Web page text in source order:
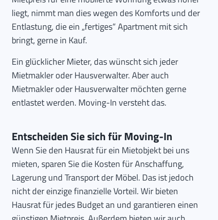
liegt, nimmt man dies wegen des Komforts und der
Entlastung, die ein „fertiges“ Apartment mit sich
bringt, gerne in Kauf.
Ein glücklicher Mieter, das wünscht sich jeder
Mietmakler oder Hausverwalter. Aber auch
Mietmakler oder Hausverwalter möchten gerne
entlastet werden. Moving-In versteht das.
Entscheiden Sie sich für Moving-In
Wenn Sie den Hausrat für ein Mietobjekt bei uns
mieten, sparen Sie die Kosten für Anschaffung,
Lagerung und Transport der Möbel. Das ist jedoch
nicht der einzige finanzielle Vorteil. Wir bieten
Hausrat für jedes Budget an und garantieren einen